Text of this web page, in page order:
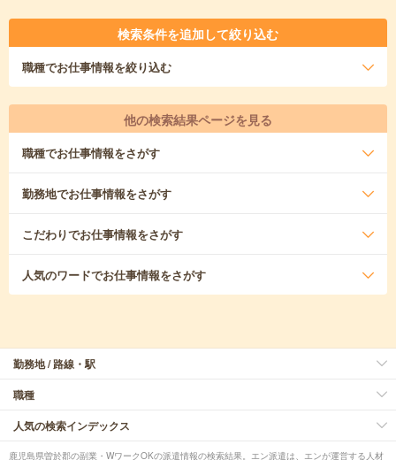
検索条件を追加して絞り込む
職種でお仕事情報を絞り込む
他の検索結果ページを見る
職種でお仕事情報をさがす
勤務地でお仕事情報をさがす
こだわりでお仕事情報をさがす
人気のワードでお仕事情報をさがす
勤務地 / 路線・駅
職種
人気の検索インデックス
鹿児島県曽於郡の副業・WワークOKの派遣情報の検索結果。エン派遣は、エンが運営する人材